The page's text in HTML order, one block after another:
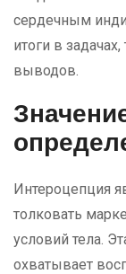
сердечным
итоги в
выводов.
Интероцепция
толковать
условий тела.
охватывает